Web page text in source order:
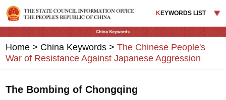
KEYWORDS LIST
Home > China Keywords >The Chinese People's
War of Resistance Against Japanese Aggression
The Bombing of Chongqing